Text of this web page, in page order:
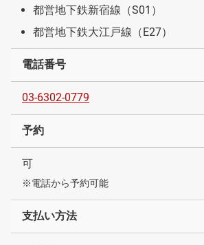
都営地下鉄新宿線（S01）
都営地下鉄大江戸線（E27）
電話番号
03-6302-0779
予約
可
※電話から予約可能
支払い方法